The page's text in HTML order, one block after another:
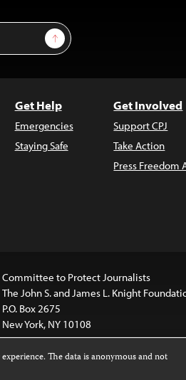
Sign Up
Get Help
Emergencies
Staying Safe
Get Involved
Support CPJ
Take Action
Press Freedom
Committee to Protect Journalists
The John S. and James L. Knight
P.O. Box 2675
New York, NY 10108
under a
The data is anonymous and not